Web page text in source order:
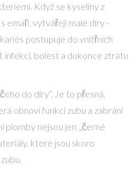
Když se kyseliny z
emaľí, vytvářejí malé díry -
postupuje do vnitřních
infekci, bolest a dokonce ztrátu
do díry“. Je to přesná,
obnoví funkci zubu a zabrání
plomby nejsou jen „černé
které jsou skoro